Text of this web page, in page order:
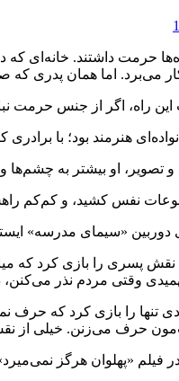
حرمت داشتند. خانه‌ای
می‌برد. اما همان پدری
راه، اگر از جنس حرمت
هنرمند بود؛ با
و تصویر، او بیشتر به
نفس کشید، و کم‌کم
دوربین «سیمای مدرسه»
نقش پسری را بازی کرد که
وقتی مردم نذر
تنها را بازی کرد که
حرف می‌زنن. خیلی از
فیلم «پهلوان هرگز